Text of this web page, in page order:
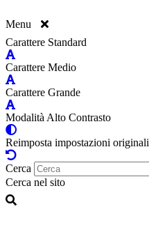
Menu
Carattere Standard
Carattere Medio
Carattere Grande
Modalità Alto Contrasto
Reimposta impostazioni originali
Cerca
Cerca nel sito